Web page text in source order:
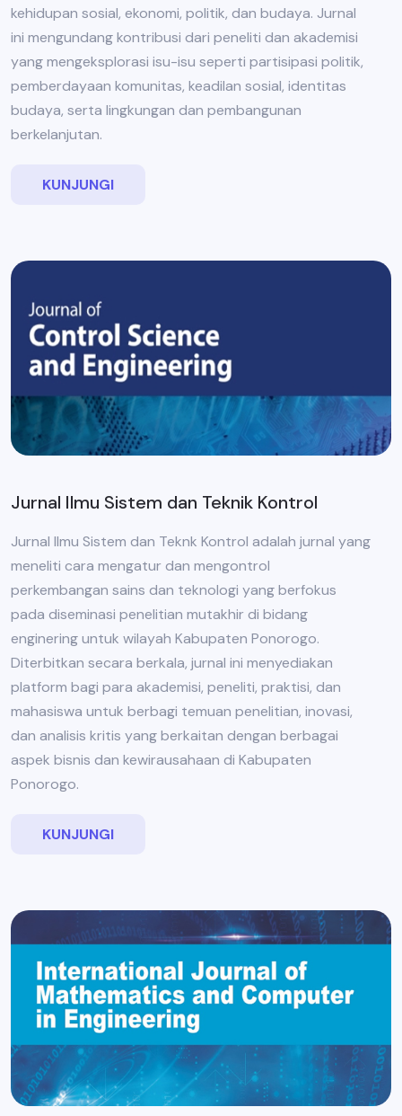
kehidupan sosial, ekonomi, politik, dan budaya. Jurnal
ini mengundang kontribusi dari peneliti dan akademisi
yang mengeksplorasi isu-isu seperti partisipasi politik,
pemberdayaan komunitas, keadilan sosial, identitas
budaya, serta lingkungan dan pembangunan
berkelanjutan.
KUNJUNGI
Jurnal Ilmu Sistem dan Teknik Kontrol
Jurnal Ilmu Sistem dan Teknk Kontrol adalah jurnal yang
meneliti cara mengatur dan mengontrol
perkembangan sains dan teknologi yang berfokus
pada diseminasi penelitian mutakhir di bidang
enginering untuk wilayah Kabupaten Ponorogo.
Diterbitkan secara berkala, jurnal ini menyediakan
platform bagi para akademisi, peneliti, praktisi, dan
mahasiswa untuk berbagi temuan penelitian, inovasi,
dan analisis kritis yang berkaitan dengan berbagai
aspek bisnis dan kewirausahaan di Kabupaten
Ponorogo.
KUNJUNGI